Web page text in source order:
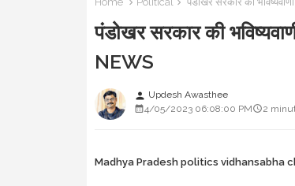
पंडोखर सरकार की
NEWS
person Updesh Awasthee
4/05/2023 06:08:00 PM
2
Madhya Pradesh politics vidhansabha